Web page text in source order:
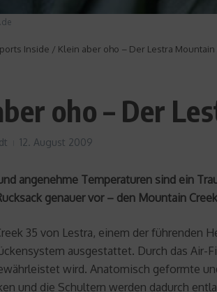
Inside / Klein aber oho – Der Lestra Mountain
oho – Der
12. August 2009
angenehme Temperaturen sind ein
genauer vor – den Mountain
35 von Lestra, einem der führenden
ausgestattet. Durch das
wird. Anatomisch geformte
und die Schultern werden dadurch